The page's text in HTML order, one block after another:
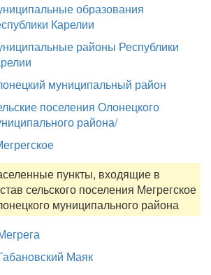
образования
Карелии
районы Республики
муниципальный район
поселения Олонецкого
района/
пункты, входящие в
сельского поселения Мегрегское
муниципального района
Маяк